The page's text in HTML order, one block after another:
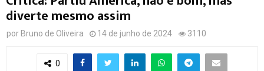
diverte mesmo assim
por Bruno de Oliveira 14 de junho de 2024 3110
0